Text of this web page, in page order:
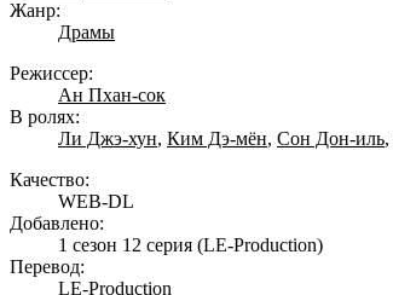
Жанр:
Драмы
Режиссер:
Ан Пхан-сок
В ролях:
Ли Джэ-хун, Ким Дэ-мён, Сон Дон-иль,
Качество:
WEB-DL
Добавлено:
1 сезон 12 серия (LE-Production)
Перевод:
LE-Production